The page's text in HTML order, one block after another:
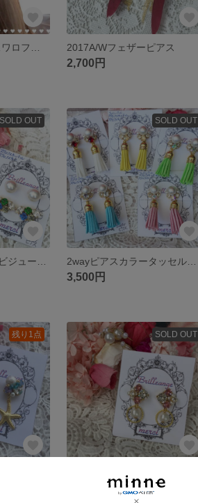
2017A/Wフェザーピアス
2,700円
SOLD OUT SOLD OUT
2wayピアスカラータッセル❤️スワロフスキー
3,500円
残り1点 SOLD OUT